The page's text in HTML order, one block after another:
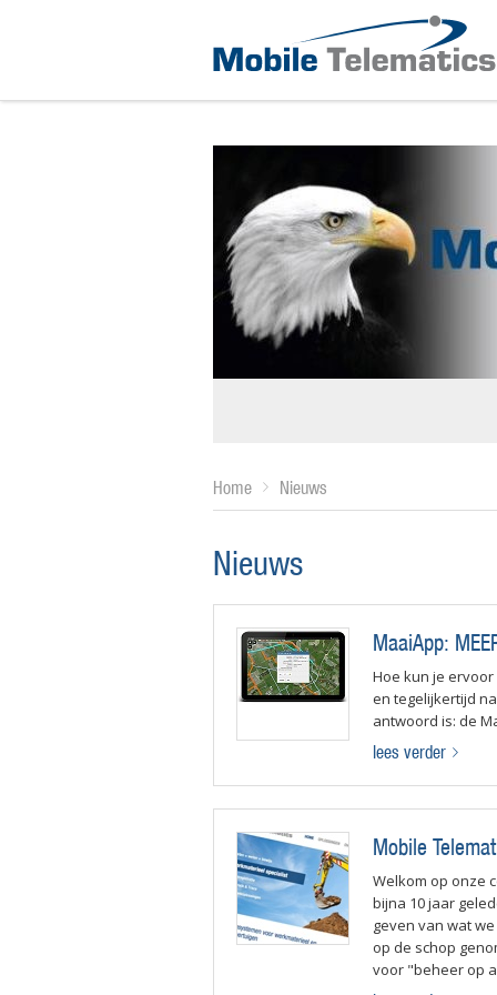
Home Nieuws
Nieuws
MaaiApp:
Hoe kun je
en tegelijkertijd
antwoord is: de
lees verder
Mobile
Welkom op onze
bijna 10 jaar
geven van wat
op de schop
voor "beheer op